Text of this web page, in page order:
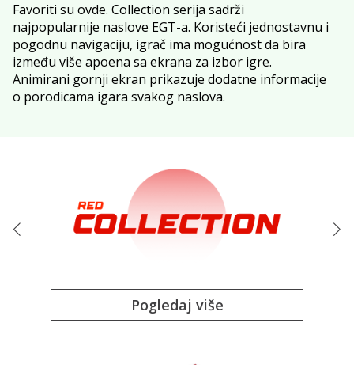
Favoriti su ovde. Collection serija sadrži
najpopularnije naslove EGT-a. Koristeći jednostavnu i
pogodnu navigaciju, igrač ima mogućnost da bira
između više apoena sa ekrana za izbor igre.
Animirani gornji ekran prikazuje dodatne informacije
o porodicama igara svakog naslova.
Pogledaj više